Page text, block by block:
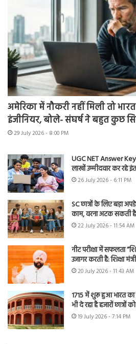
अमेरिका में नौकरी नहीं मिली तो
इंजीनियर, बोले- संघर्ष ने बहुत कुछ
29 July 2026 - 8:00 PM
UGC NET Answer
लाखों उम्मीदवार कर रहे
26 July 2026 - 6:11 PM
SC छात्रों के लिए बड़ा
काम, वरना अटक सकती
22 July 2026 - 11:54 AM
नीट परीक्षा में सफलता
उजागर करती है: शिक्षा
20 July 2026 - 11:43 AM
1715 में शुरू हुआ भारत
भी दे रहा है हजारों छात्रों
19 July 2026 - 7:14 PM